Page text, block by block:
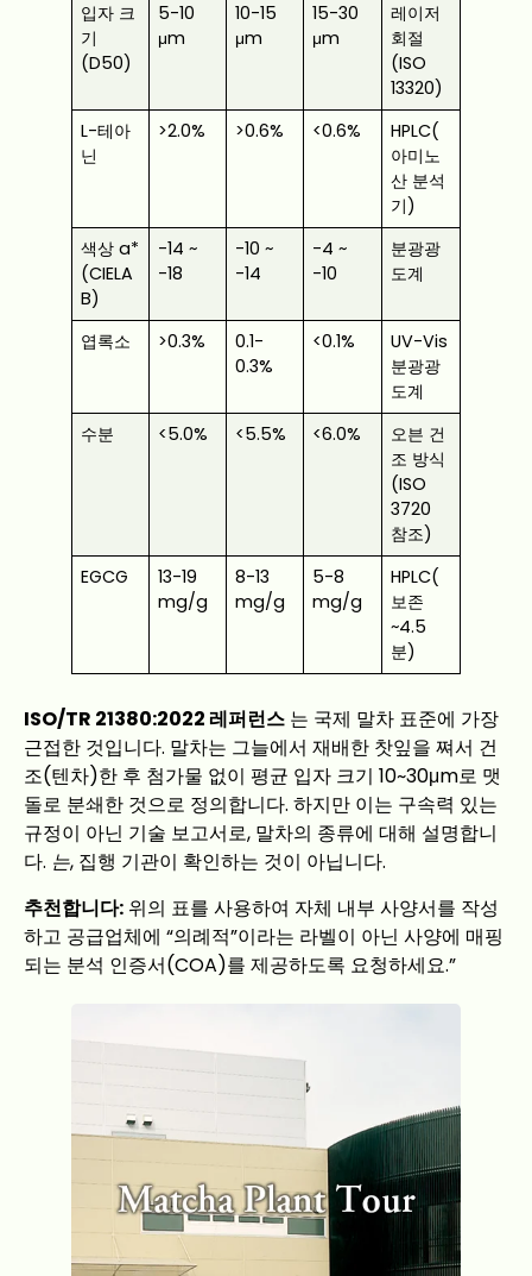
입자 크
기
(D50)
5-10
μm
10-15
μm
15-30
μm
레이저
회절
(ISO
13320)
L-테아
닌
>2.0% >0.6% <0.6%
HPLC(
아미노
산 분석
기)
색상 a*
(CIELA
B)
-14 ~
-18
-10 ~
-14
-4 ~
-10
분광광
도계
엽록소 >0.3%
0.1-
0.3%
<0.1%
UV-Vis
분광광
도계
수분
<5.0% <5.5% <6.0%
오븐 건
조 방식
(ISO
3720
참조)
EGCG
13-19
mg/g
8-13
mg/g
5-8
mg/g
HPLC(
보존
~4.5
분)
ISO/TR 21380:2022 레퍼런스 는 국제 말차 표준에 가장
근접한 것입니다. 말차는 그늘에서 재배한 찻잎을 쪄서 건
조(텐차)한 후 첨가물 없이 평균 입자 크기 10~30μm로 맷
돌로 분쇄한 것으로 정의합니다. 하지만 이는 구속력 있는
규정이 아닌 기술 보고서로, 말차의 종류에 대해 설명합니
다. 는, 집행 기관이 확인하는 것이 아닙니다.
추천합니다: 위의 표를 사용하여 자체 내부 사양서를 작성
하고 공급업체에 “의례적”이라는 라벨이 아닌 사양에 매핑
되는 분석 인증서(COA)를 제공하도록 요청하세요.”